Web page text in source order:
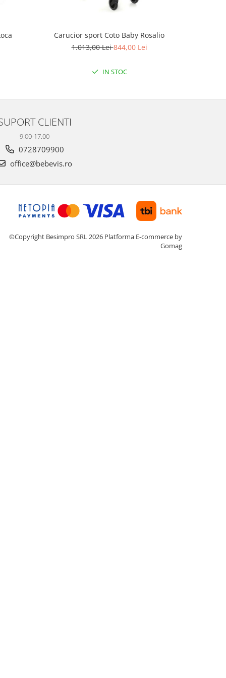
Carucior sport Coto Baby Rosalio
1.013,00 Lei844,00 Lei
IN STOC
CLIENTI
9.00-17.00
0728709900
office@bebevis.ro
©Copyright Besimpro SRL 2026 Platforma E-commerce by
Gomag